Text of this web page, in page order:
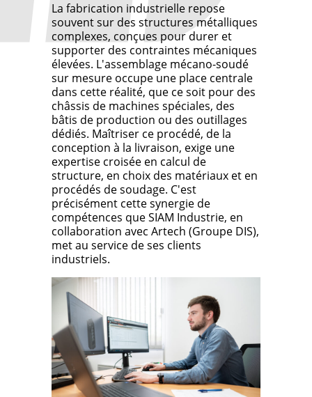
La fabrication industrielle repose
souvent sur des structures métalliques
complexes, conçues pour durer et
supporter des contraintes mécaniques
élevées. L'assemblage mécano-soudé
sur mesure occupe une place centrale
dans cette réalité, que ce soit pour des
châssis de machines spéciales, des
bâtis de production ou des outillages
dédiés. Maîtriser ce procédé, de la
conception à la livraison, exige une
expertise croisée en calcul de
structure, en choix des matériaux et en
procédés de soudage. C'est
précisément cette synergie de
compétences que SIAM Industrie, en
collaboration avec Artech (Groupe DIS),
met au service de ses clients
industriels.